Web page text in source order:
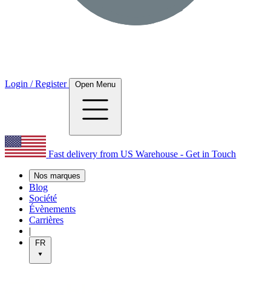
Login / Register Open Menu
Fast delivery from US Warehouse - Get in Touch
Nos marques
Blog
Société
Évènements
Carrières
|
FR